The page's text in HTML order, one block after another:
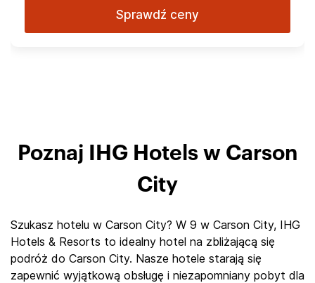
Sprawdź ceny
Poznaj IHG Hotels w Carson
City
Szukasz hotelu w Carson City? W 9 w Carson City, IHG
Hotels & Resorts to idealny hotel na zbliżającą się
podróż do Carson City. Nasze hotele starają się
zapewnić wyjątkową obsługę i niezapomniany pobyt dla